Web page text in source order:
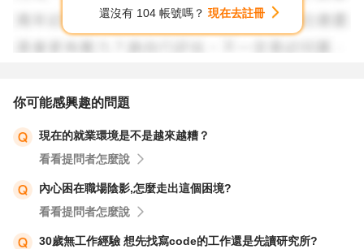
還沒有 104 帳號嗎？ 現在去註冊
你可能感興趣的問題
現在的就業環境是不是越來越糟？
看看提問者怎麼說
內心困在職場陰影,怎麼走出這個困境?
看看提問者怎麼說
30歲無工作經驗 想先找寫code的工作還是先讀研究所?